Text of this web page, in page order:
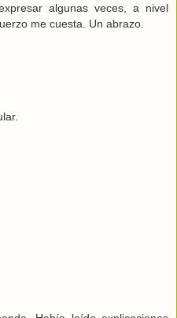
algunas veces, a nivel
me cuesta. Un abrazo.